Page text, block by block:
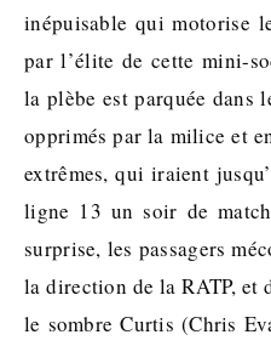
inépuisable qui motorise
par l’élite de cette mini-
la plèbe est parquée dans
opprimés par la milice et
extrêmes, qui iraient
ligne 13 un soir de
surprise, les passagers
la direction de la RATP, et
le sombre Curtis (Chris